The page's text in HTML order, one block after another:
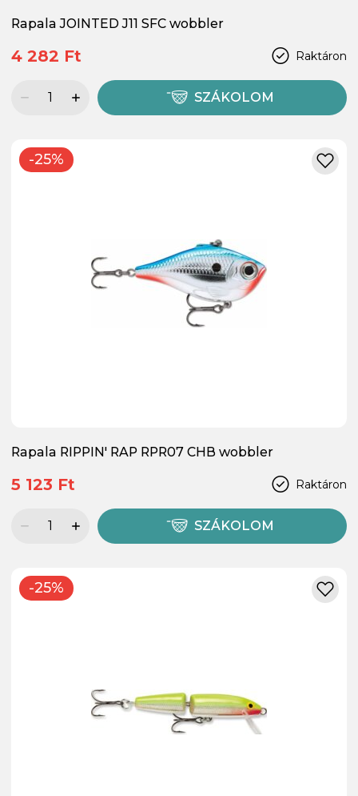
Rapala JOINTED J11 SFC wobbler
Raktáron
4 282 Ft
SZÁKOLOM
-25%
Rapala RIPPIN' RAP RPR07 CHB wobbler
Raktáron
5 123 Ft
SZÁKOLOM
-25%